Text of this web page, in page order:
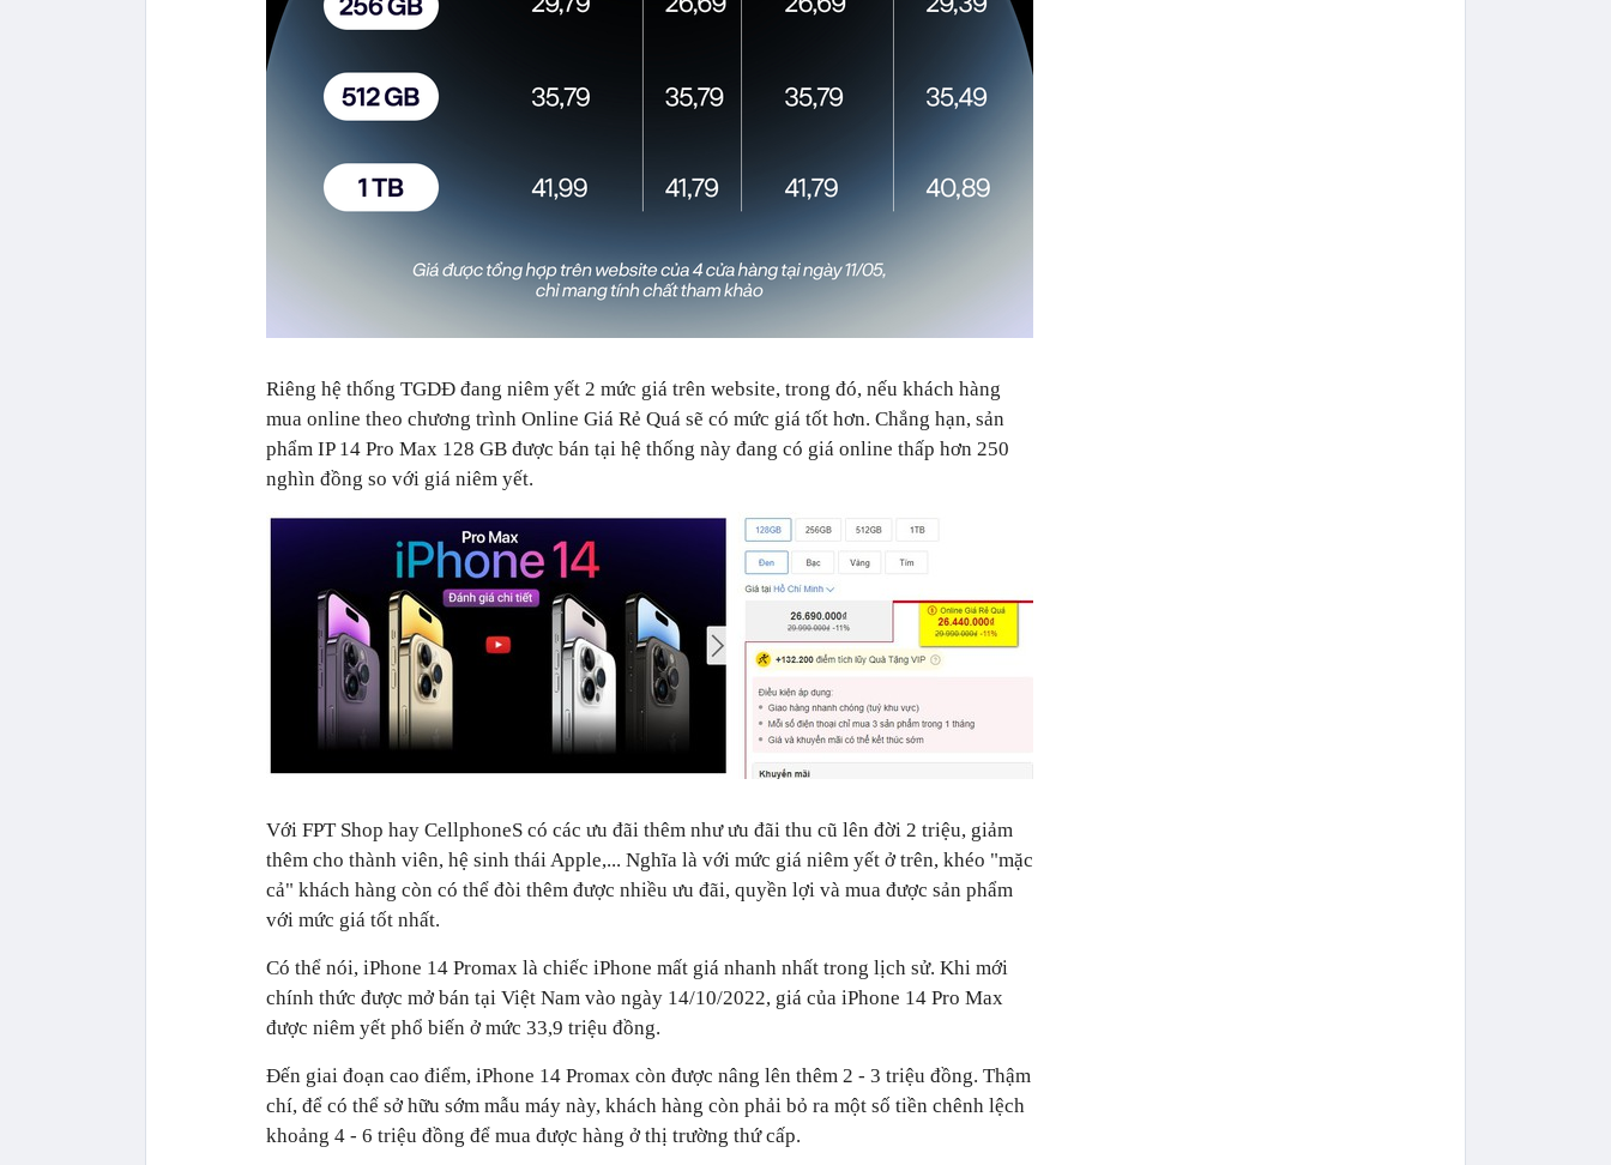
Riêng hệ thống TGDĐ đang niêm yết 2 mức giá trên website, trong đó, nếu khách hàng
mua online theo chương trình Online Giá Rẻ Quá sẽ có mức giá tốt hơn. Chẳng hạn, sản
phẩm IP 14 Pro Max 128 GB được bán tại hệ thống này đang có giá online thấp hơn 250
nghìn đồng so với giá niêm yết.
Với FPT Shop hay CellphoneS có các ưu đãi thêm như ưu đãi thu cũ lên đời 2 triệu, giảm
thêm cho thành viên, hệ sinh thái Apple,... Nghĩa là với mức giá niêm yết ở trên, khéo "mặc
cả" khách hàng còn có thể đòi thêm được nhiều ưu đãi, quyền lợi và mua được sản phẩm
với mức giá tốt nhất.
Có thể nói, iPhone 14 Promax là chiếc iPhone mất giá nhanh nhất trong lịch sử. Khi mới
chính thức được mở bán tại Việt Nam vào ngày 14/10/2022, giá của iPhone 14 Pro Max
được niêm yết phổ biến ở mức 33,9 triệu đồng.
Đến giai đoạn cao điểm, iPhone 14 Promax còn được nâng lên thêm 2 - 3 triệu đồng. Thậm
chí, để có thể sở hữu sớm mẫu máy này, khách hàng còn phải bỏ ra một số tiền chênh lệch
khoảng 4 - 6 triệu đồng để mua được hàng ở thị trường thứ cấp.